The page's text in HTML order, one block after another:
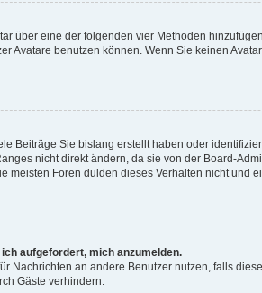
über eine der folgenden vier Methoden
Avatare benutzen können. Wenn Sie keinen
Beiträge Sie bislang erstellt haben oder
nicht direkt ändern, da sie von der Board-
Foren dulden dieses Verhalten nicht und
aufgefordert, mich anzumelden.
Nachrichten an andere Benutzer nutzen, falls
Gäste verhindern.